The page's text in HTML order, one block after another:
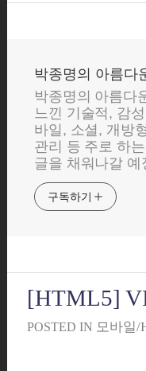
박종명의 아름다
박종명의 아름다
느낀 기술적, 감
바일, 소셜, 개방
관리 등 주로 하
글을 채워나갈
구독하기
[HTML5]
POSTED IN 모바일/